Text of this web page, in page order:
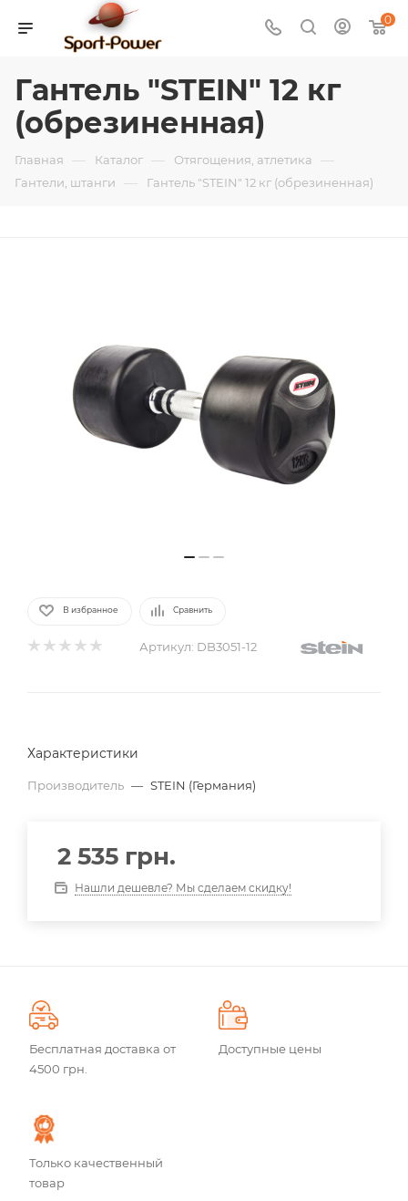
0
Гантель "STEIN" 12 кг
(обрезиненная)
Главная — Каталог — Отягощения, атлетика —
Гантели, штанги — Гантель "STEIN" 12 кг (обрезиненная)
В избранное Сравнить
Артикул: DB3051-12
Характеристики
Производитель — STEIN (Германия)
2 535 грн.
Нашли дешевле? Мы сделаем скидку!
Бесплатная доставка от
4500 грн.
Доступные цены
Только качественный
товар